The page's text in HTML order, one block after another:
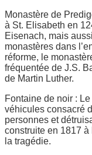
Monastère de
à St. Elisabeth en
Eisenach, mais
monastères dans
réforme, le
fréquentée de J.S.
de Martin Luther.
Fontaine de noir :
véhicules consacré
personnes et
construite en 1817
la tragédie.